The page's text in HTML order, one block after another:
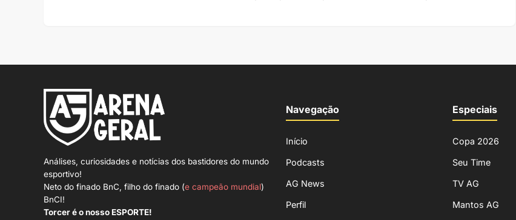
Análises, curiosidades e notícias dos bastidores do mundo
esportivo!
Neto do finado BnC, filho do finado (e campeão mundial)
BnCI!
Torcer é o nosso ESPORTE!
Navegação
Início
Podcasts
AG News
Perfil
Especiais
Copa 2026
Seu Time
TV AG
Mantos AG